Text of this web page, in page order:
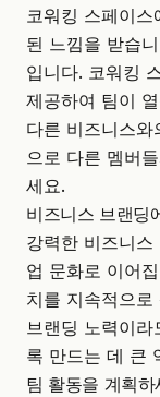
코워킹 스페이
된 느낌을 받습
입니다. 코워킹
제공하여 팀이
다른 비즈니스
으로 다른 멤버
세요.
비즈니스 브랜딩
강력한 비즈니
업 문화로 이어
치를 지속적으
브랜딩 노력이
록 만드는 데 큰
팀 활동을 계획하